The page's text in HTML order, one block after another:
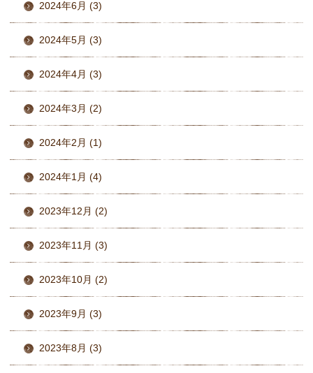
2024年6月 (3)
2024年5月 (3)
2024年4月 (3)
2024年3月 (2)
2024年2月 (1)
2024年1月 (4)
2023年12月 (2)
2023年11月 (3)
2023年10月 (2)
2023年9月 (3)
2023年8月 (3)